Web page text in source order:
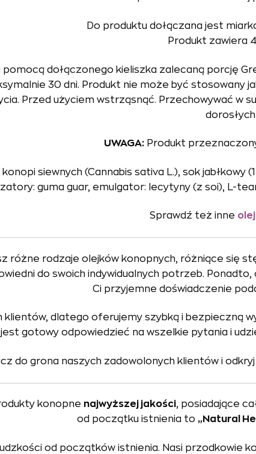
Do produktu dołączana jest
Produkt zawiera
dołączonego kieliszka zalecaną porcję
30 dni. Produkt nie może być
Przed użyciem wstrząsnąć. Przechowywać w
dorosłych
UWAGA:Produkt
siewnych (Cannabis sativa L.), sok
guma guar, emulgator: lecytyny (z soi), L-
Sprawdź też inne
różne rodzaje olejków konopnych, różniące się
do swoich indywidualnych potrzeb.
Ci przyjemne doświadczenie
klientów, dlatego oferujemy szybką i bezpieczną
jest gotowy odpowiedzieć na wszelkie pytania i
do grona naszych zadowolonych klientów i
konopne najwyższej jakości, posiadające
od początku istnienia to „Natural
od początków istnienia. Nasi